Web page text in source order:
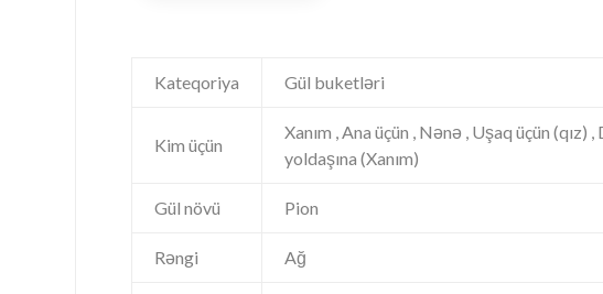
Kateqoriya Gül buketləri
Kim üçün
Xanım , Ana üçün , Nənə , Uşaq üçün (qız)
yoldaşına (Xanım)
Gül növü Pion
Rəngi Ağ